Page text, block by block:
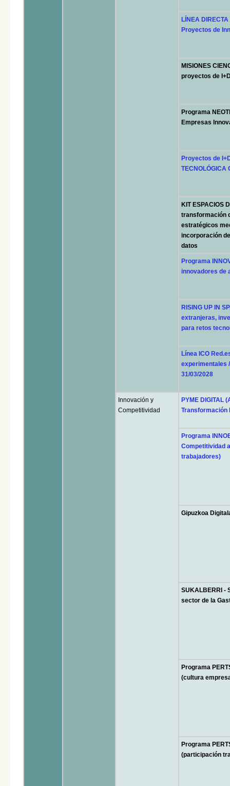
LÍNEA
Proyectos de
MISIONES
proyectos de
Programa
Empresas
Proyectos de
TECNOLÓGICA
KIT ESPACIOS
transformación
estratégicos
incorporación
datos
Programa
innovadores de
RISING UP IN
extranjeras,
para retos
Línea ICO
experimentales
31/03/2028
Innovación y
Competitividad
PYME DIGITAL
Transformación
Programa
Competitividad
trabajadores)
Gipuzkoa
SUKALBERRI -
sector de la
Programa
(cultura
Programa
(participación